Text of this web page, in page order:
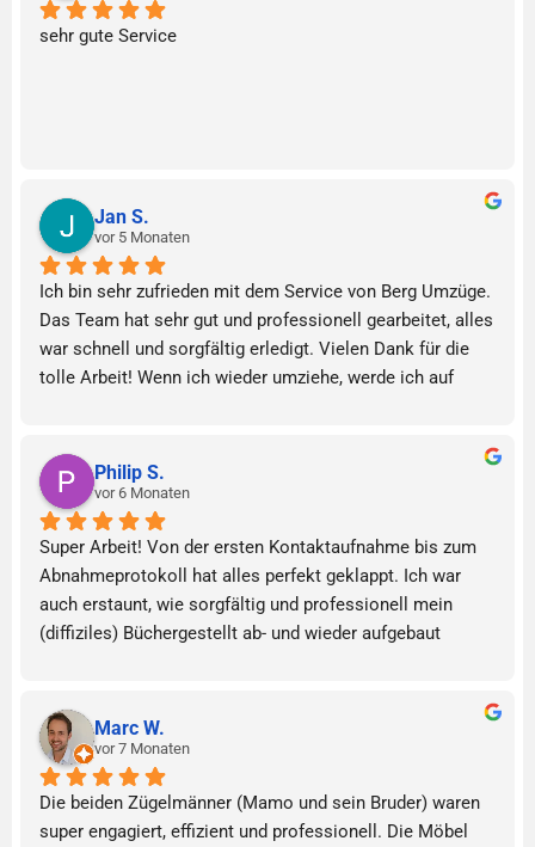
sehr gute Service
Jan S.
vor 5 Monaten
Ich bin sehr zufrieden mit dem Service von Berg Umzüge.
Das Team hat sehr gut und professionell gearbeitet, alles
war schnell und sorgfältig erledigt. Vielen Dank für die
tolle Arbeit! Wenn ich wieder umziehe, werde ich auf
Philip S.
vor 6 Monaten
Super Arbeit! Von der ersten Kontaktaufnahme bis zum
Abnahmeprotokoll hat alles perfekt geklappt. Ich war
auch erstaunt, wie sorgfältig und professionell mein
(diffiziles) Büchergestellt ab- und wieder aufgebaut
Umzüge! Vielen Dank für alles!
Marc W.
vor 7 Monaten
Die beiden Zügelmänner (Mamo und sein Bruder) waren
super engagiert, effizient und professionell. Die Möbel